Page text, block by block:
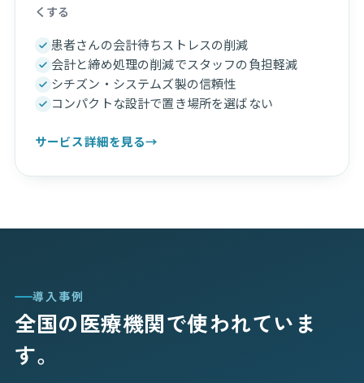
くする
患者さんの会計待ちストレスの削減
会計と締め処理の削減でスタッフの負担軽減
シチズン・システムズ製の信頼性
コンパクトな設計で置き場所を選ばない
サービス詳細を見る→
導入事例
全国の医療機関で使われていま
す。